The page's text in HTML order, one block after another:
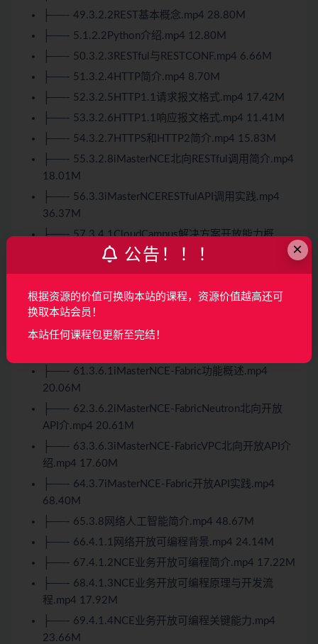
├──- 49.3.2.2REST基本概念.mp4 28.80M
├──- 5.1.2.2 Python介绍.mp4 12.80M
├──- 50.3.2.3RESTful与RESTCONF.mp4 6.66M
├──- 51.3.2.4 HTTP简介.mp4 8.70M
├──- 52.3.2.5 HTTP 1.1请求报文格式.mp4 17.42M
├──- 53.3.2.6 HTTP 1.1响应报文格式.mp4 11.41M
├──- 54.3.2.7 HTTPS和HTTP2简介.mp4 15.83M
├──- 55.3.2.8iMasterNCE北向RESTful调用简介.mp4
18.01M
├──- 56.3.3iMasterNCERESTfulAPI调用实践.mp4
36.37M
├──- 57.3.4.1CloudCampus解决方案开放能力概
述.mp4 14.58M
├──- 58.3.4.2开放典型场景开放能力介绍.mp4
35.45M
├──- 59.3.5.1智简园区无线定位实践.mp4 39.75M
├──- 6.1.2.3Python基础语法.mp4 29.70M
├──- 61.3.6.1iMasterNCE-Fabric功能概述.mp4
20.06M
├──- 62.3.6.2iMasterNCE-FabricNeutron北向开放
API介.mp4 20.61M
├──- 63.3.6.3iMasterNCE-FabricVPC北向开放API介
绍.mp4 17.60M
├──- 64.3.7iMasterNCE-Fabric开放API实践.mp4
68.40M
├──- 65.3.8网络人工智能简介.mp4 48.67M
├──- 66.4.1.1网络开放可编程背景.mp4 24.14M
├──- 67.4.1.2NCE业务开放可编程简介.mp4 17.22M
├──- 68.4.1.3NCE业务开放可编程原理与开发流
程.mp4 17.92M
├──- 69.4.1.4NCE业务开放可编程关键能力.mp4
23.66M
×
公告！！！
根据资源的价值可换购本站的课程，资源价值越高还可
换取本站会员！
本站任何课程包更新至完结！